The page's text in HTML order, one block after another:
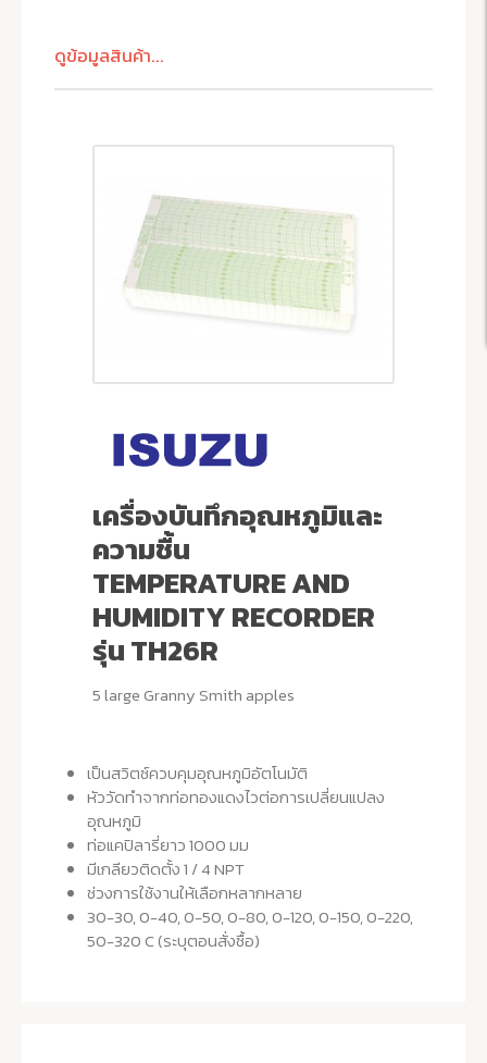
ดูข้อมูลสินค้า...
เครื่องบันทึกอุณหภูมิและ
ความชื้น
TEMPERATURE AND
HUMIDITY RECORDER
รุ่น TH26R
5 large Granny Smith apples
เป็นสวิตซ์ควบคุมอุณหภูมิอัตโนมัติ
หัววัดทำจากท่อทองแดงไวต่อการเปลี่ยนแปลง
อุณหภูมิ
ท่อแคปิลารี่ยาว 1000 มม
มีเกลียวติดตั้ง 1 / 4 NPT
ช่วงการใช้งานให้เลือกหลากหลาย
30-30, 0-40, 0-50, 0-80, 0-120, 0-150, 0-220,
50-320 C (ระบุตอนสั่งซื้อ)